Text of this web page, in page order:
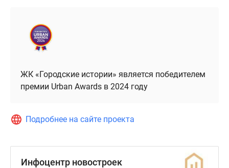
ЖК «Городские истории» является победителем
премии Urban Awards в 2024 году
Подробнее на сайте проекта
Инфоцентр новостроек